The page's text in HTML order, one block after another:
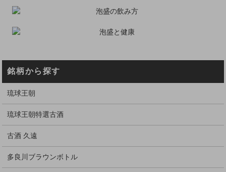
銘柄から探す
琉球王朝
琉球王朝特選古酒
古酒 久遠
多良川ブラウンボトル